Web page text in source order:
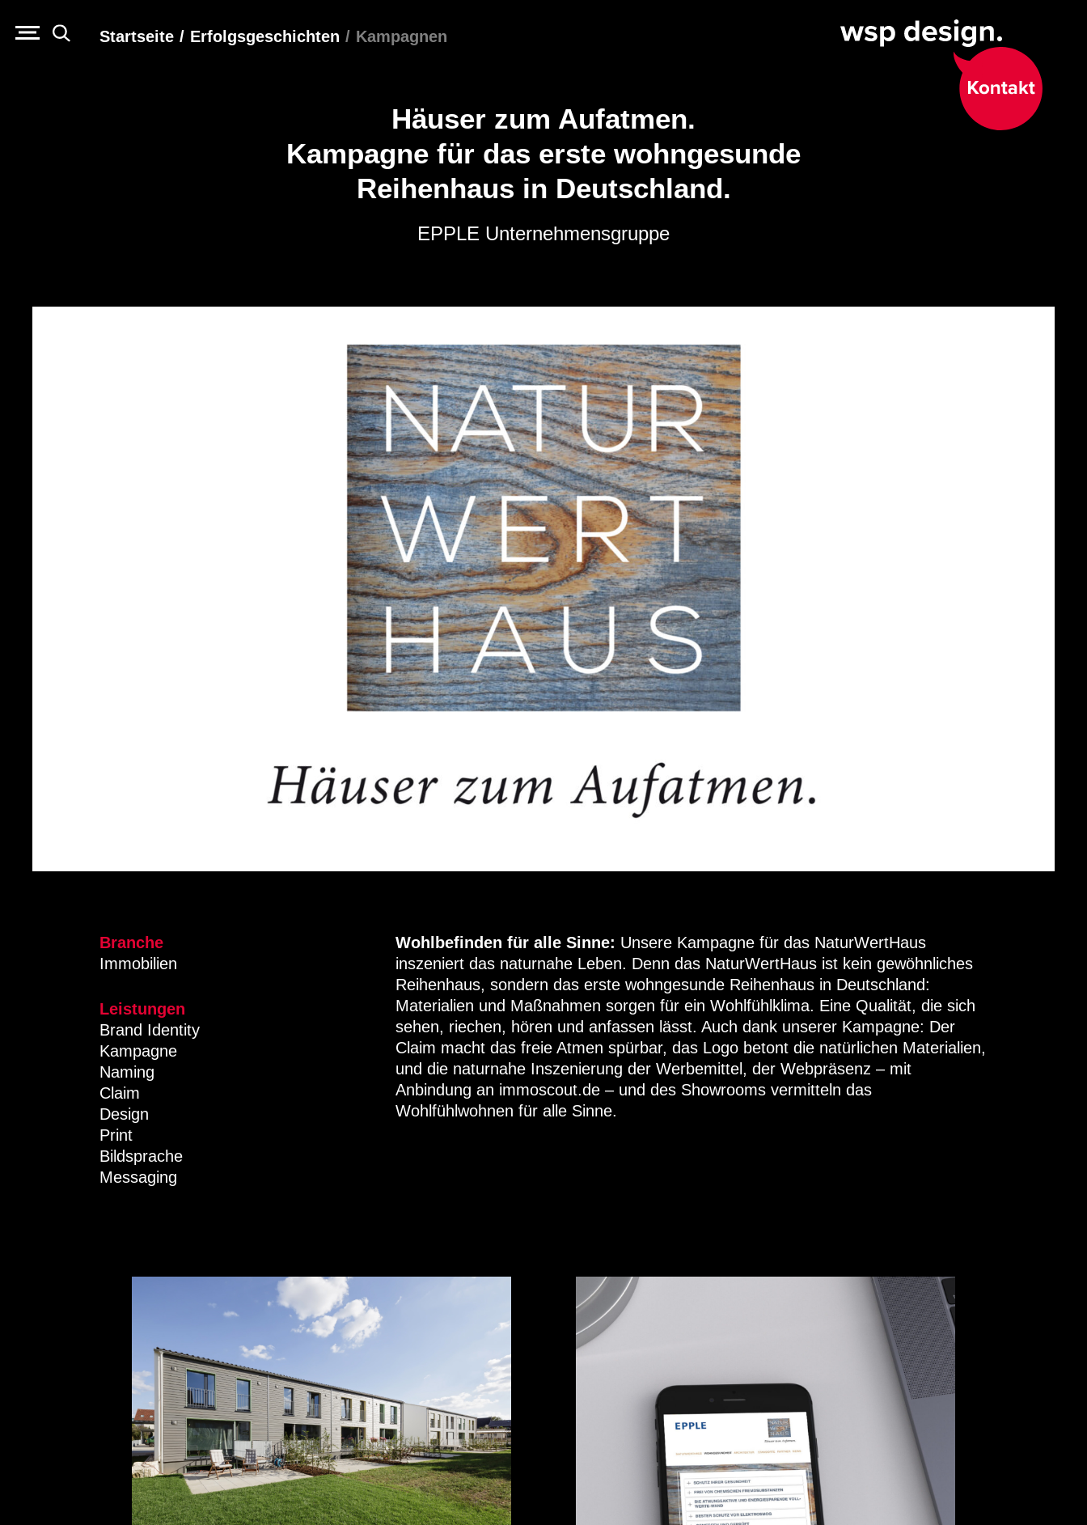
Startseite / Erfolgs­geschichten / Kampagnen
Häuser zum Aufatmen.
Kampagne für das erste wohngesunde
Reihenhaus in Deutschland.
EPPLE Unternehmensgruppe
Branche
Immobilien
Leistungen
Brand Identity
Kampagne
Naming
Claim
Design
Print
Bildsprache
Messaging
Wohlbefinden für alle Sinne: Unsere Kampagne für das NaturWertHaus
inszeniert das naturnahe Leben. Denn das NaturWertHaus ist kein gewöhnliches
Reihenhaus, sondern das erste wohngesunde Reihenhaus in Deutschland:
Materialien und Maßnahmen sorgen für ein Wohlfühlklima. Eine Qualität, die sich
sehen, riechen, hören und anfassen lässt. Auch dank unserer Kampagne: Der
Claim macht das freie Atmen spürbar, das Logo betont die natürlichen Materialien,
und die naturnahe Inszenierung der Werbemittel, der Webpräsenz – mit
Anbindung an immoscout.de – und des Showrooms vermitteln das
Wohlfühlwohnen für alle Sinne.